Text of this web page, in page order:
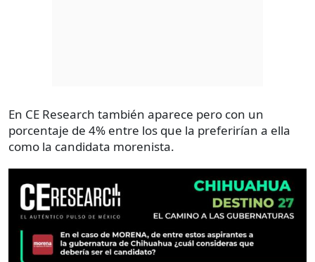
En CE Research también aparece pero con un
porcentaje de 4% entre los que la preferirían a ella
como la candidata morenista.